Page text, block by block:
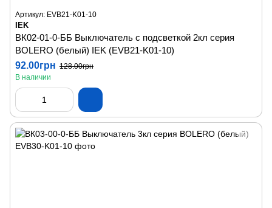
Артикул: EVB21-K01-10
IEK
ВК02-01-0-ББ Выключатель с подсветкой 2кл серия
BOLERO (белый) IEK (EVB21-K01-10)
92.00грн 128.00грн
В наличии